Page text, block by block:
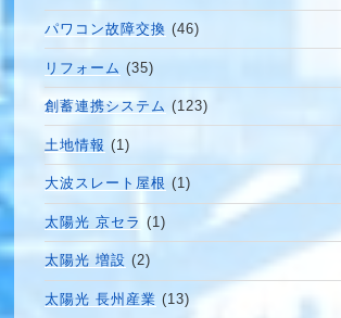
パワコン故障交換 (46)
リフォーム (35)
創蓄連携システム (123)
土地情報 (1)
大波スレート屋根 (1)
太陽光 京セラ (1)
太陽光 増設 (2)
太陽光 長州産業 (13)